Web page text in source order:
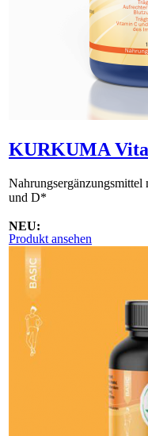
KURKUMA
und D*
NEU:
KURKUMA Vitalkomplex
Es wird über eine
uns über
Produkt ansehen